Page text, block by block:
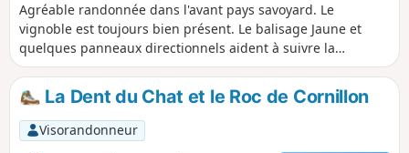
Agréable randonnée dans l'avant pays savoyard. Le
vignoble est toujours bien présent. Le balisage Jaune et
quelques panneaux directionnels aident à suivre la
description.
La Dent du Chat et le Roc de Cornillon
Visorandonneur